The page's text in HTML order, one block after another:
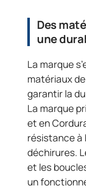
Des
une
La marque
matériaux
garantir la
La marque
et en
résistance à
déchirures.
et les
un